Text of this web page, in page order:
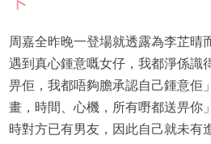
周嘉全昨晚一登場就透露為李芷晴
遇到真心鍾意嘅女仔，我都淨係識
畀佢，我都唔夠膽承認自己鍾意佢
畫，時間、心機，所有嘢都送畀你
時對方已有男友，因此自己就未有